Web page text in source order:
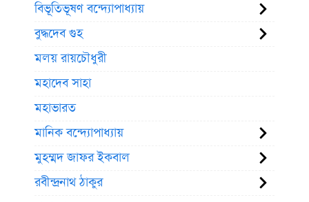
বিভূতিভূষণ বন্দ্যোপাধ্যায়
বুদ্ধদেব গুহ
মলয় রায়চৌধুরী
মহাদেব সাহা
মহাভারত
মানিক বন্দ্যোপাধ্যায়
মুহম্মদ জাফর ইকবাল
রবীন্দ্রনাথ ঠাকুর